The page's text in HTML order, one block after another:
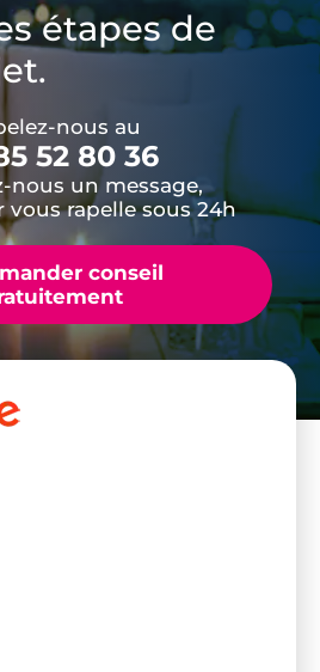
étapes de
nous au
52 80 36
nous un message,
vous rapelle sous 24h
conseil